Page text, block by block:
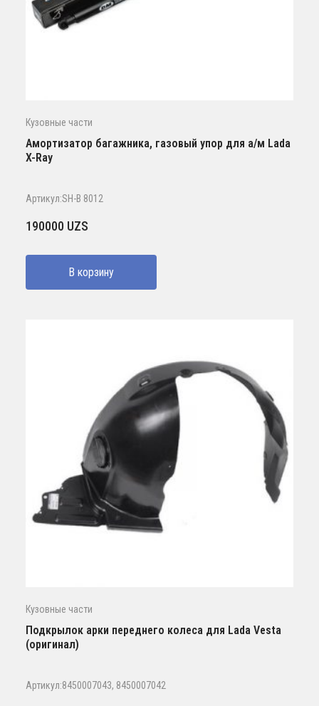
Кузовные части
Амортизатор багажника, газовый упор для а/м Lada
X-Ray
Артикул:SH-B 8012
190000 UZS
В корзину
Кузовные части
Подкрылок арки переднего колеса для Lada Vesta
(оригинал)
Артикул:8450007043, 8450007042